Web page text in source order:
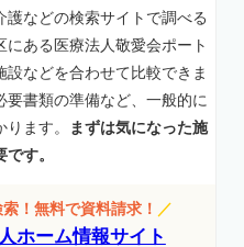
などの検索サイトで調べる
ある医療法人敬愛会ポート
などを合わせて比較できま
書類の準備など、一般的に
ます。
まずは気になった施
す。
！無料で資料請求！ ／
ホーム情報サイト